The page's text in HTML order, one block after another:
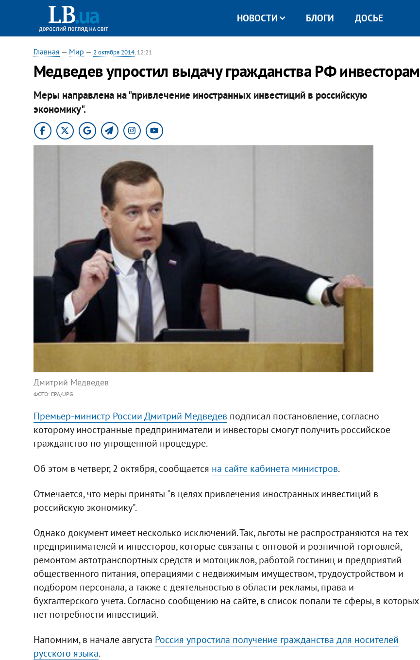
НОВОСТИ БЛОГИ ДОСЬЕ
Главная — Мир — 2 октября 2014, 12:21
Медведев упростил выдачу гражданства РФ инвесторам
Меры направлена на "привлечение иностранных инвестиций в российскую
экономику".
Дмитрий Медведев
ФОТО: EPA/UPG
Премьер-министр России Дмитрий Медведев подписал постановление, согласно
которому иностранные предприниматели и инвесторы смогут получить российское
гражданство по упрощенной процедуре.
Об этом в четверг, 2 октября, сообщается на сайте кабинета министров.
Отмечается, что меры приняты "в целях привлечения иностранных инвестиций в
российскую экономику".
Однако документ имеет несколько исключений. Так, льготы не распространяются на тех
предпринимателей и инвесторов, которые связаны с оптовой и розничной торговлей,
ремонтом автотранспортных средств и мотоциклов, работой гостиниц и предприятий
общественного питания, операциями с недвижимым имуществом, трудоустройством и
подбором персонала, а также с деятельностью в области рекламы, права и
бухгалтерского учета. Согласно сообщению на сайте, в список попали те сферы, в которых
нет потребности инвестиций.
Напомним, в начале августа Россия упростила получение гражданства для носителей
русского языка.